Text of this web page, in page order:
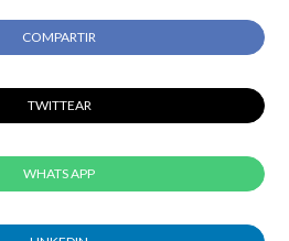
COMPARTIR
TWITTEAR
WHATS APP